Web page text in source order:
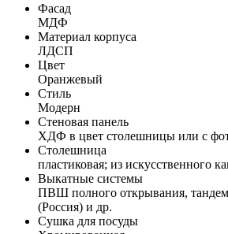
Фасад
МДФ
Материал корпуса
ЛДСП
Цвет
Оранжевый
Стиль
Модерн
Стеновая панель
ХДФ в цвет столешницы или с
Столешница
пластиковая; из искусственного
Выкатные системы
ПВШ полного открывания,
(Россия) и др.
Сушка для посуды